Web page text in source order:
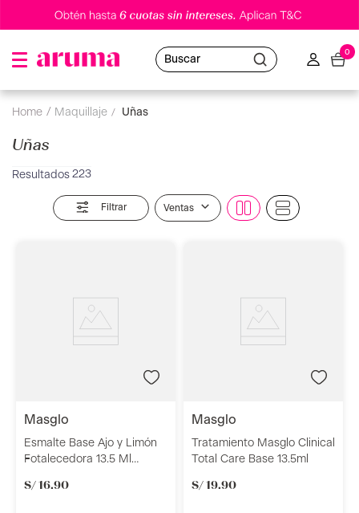
Buscar
0
maquillaje uñas
Uñas
223
Filtrar Ventas
masglo
Esmalte Base Ajo y Limón
Fotalecedora 13.5 Ml
S/ 16.90
masglo
Tratamiento Masglo Clinical
Total Care Base 13.5ml
S/ 19.90